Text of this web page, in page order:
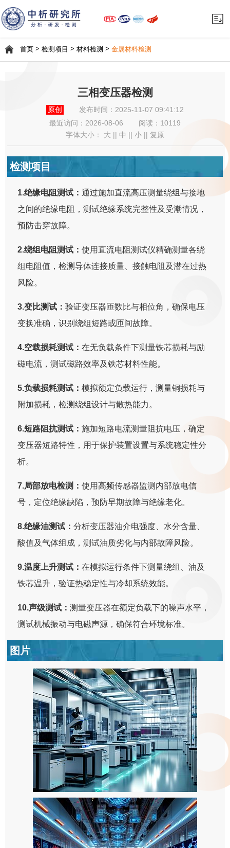
首页> 检测项目 > 材料检测 > 金属材料检测
三相变压器检测
原创
发布时间：2025-11-07 09:41:12
最近访问：2026-08-06
阅读：10119
字体大小： 大 中 小 复原
检测项目
1.绝缘电阻测试：通过施加直流高压测量绕组与接地
之间的绝缘电阻，测试绝缘系统完整性及受潮情况，
预防击穿故障。
2.绕组电阻测试：使用直流电阻测试仪精确测量各绕
组电阻值，检测导体连接质量、接触电阻及潜在过热
风险。
3.变比测试：验证变压器匝数比与相位角，确保电压
变换准确，识别绕组短路或匝间故障。
4.空载损耗测试：在无负载条件下测量铁芯损耗与励
磁电流，测试磁路效率及铁芯材料性能。
5.负载损耗测试：模拟额定负载运行，测量铜损耗与
附加损耗，检测绕组设计与散热能力。
6.短路阻抗测试：施加短路电流测量阻抗电压，确定
变压器短路特性，用于保护装置设置与系统稳定性分
析。
7.局部放电检测：使用高频传感器监测内部放电信
号，定位绝缘缺陷，预防早期故障与绝缘老化。
8.绝缘油测试：分析变压器油介电强度、水分含量、
酸值及气体组成，测试油质劣化与内部故障风险。
9.温度上升测试：在模拟运行条件下测量绕组、油及
铁芯温升，验证热稳定性与冷却系统效能。
10.声级测试：测量变压器在额定负载下的噪声水平，
测试机械振动与电磁声源，确保符合环境标准。
图片